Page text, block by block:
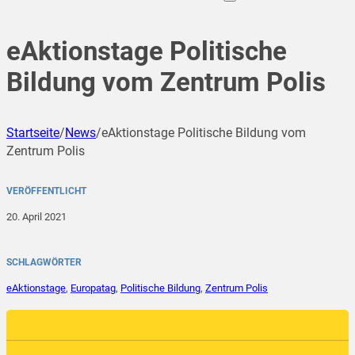
eAktionstage Politische
Bildung vom Zentrum Polis
Startseite/News/eAktionstage Politische Bildung vom
Zentrum Polis
VERÖFFENTLICHT
20. April 2021
SCHLAGWÖRTER
eAktionstage, Europatag, Politische Bildung, Zentrum Polis